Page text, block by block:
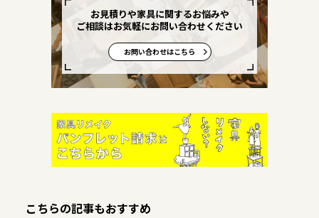
お見積りや家具に関するお悩みや
ご相談はお気軽にお問い合わせください
お問い合わせはこちら
こちらの記事もおすすめ